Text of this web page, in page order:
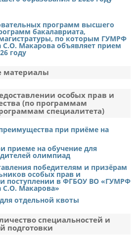
и гидротехнические сооружения
и судопропускные сооружения
1
Онежского бассейна
водных путей"
Карелия
1
26.03.03
и гидротехнические сооружения
и судопропускные сооружения
1
государственное унитарное
"Росморпорт"
область
энергетических установок
судовой двигательной
276893
1
бюджетное учреждение
Волго-Балтийского бассейна
водных путей"
область
программ высшего
бакалавриата,
по которым ГУМРФ
Макарова объявляет прием
году
материалы
особых прав и
(по программам
специалитета)
при приёме на
приеме на обучение для
олимпиад
победителям и призёрам
особых прав и
поступлении в ФГБОУ ВО «ГУМРФ
Макарова»
отдельной квоты
специальностей и
подготовки